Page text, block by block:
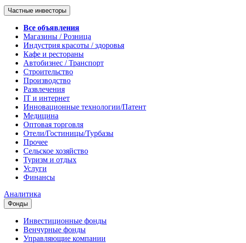
Частные инвесторы
Все объявления
Магазины / Розница
Индустрия красоты / здоровья
Кафе и рестораны
Автобизнес / Транспорт
Строительство
Производство
Развлечения
IT и интернет
Инновационные технологии/Патент
Медицина
Оптовая торговля
Отели/Гостиницы/Турбазы
Прочее
Сельское хозяйство
Туризм и отдых
Услуги
Финансы
Аналитика
Фонды
Инвестиционные фонды
Венчурные фонды
Управляющие компании